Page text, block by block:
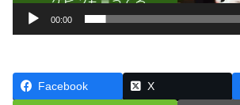
00:00
Facebook X